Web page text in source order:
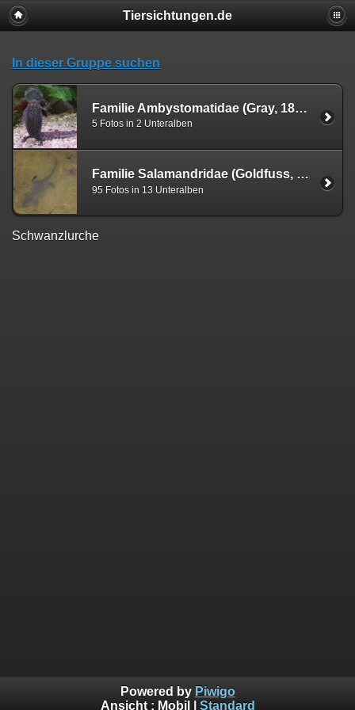
Tiersichtungen.de
In dieser Gruppe suchen
Familie Ambystomatidae (Gray, 1850)
5 Fotos in 2 Unteralben
Familie Salamandridae (Goldfuss, 1820)
95 Fotos in 13 Unteralben
Schwanzlurche
Powered by Piwigo
Ansicht : Mobil Standard